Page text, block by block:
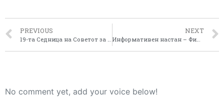
PREVIOUS NEXT
Информативен настан – Финансиски инструменти наменети за бизнис секторот во Пелагонискиот регион
No comment yet, add your voice below!